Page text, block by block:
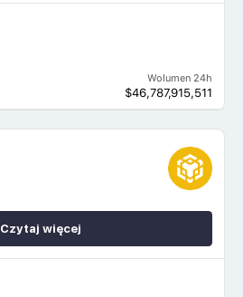
Wolumen 24h
$46,787,915,511
Czytaj więcej